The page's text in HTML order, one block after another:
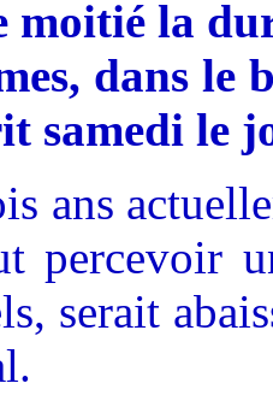
moitié la
dans le
samedi le
ans
percevoir
serait